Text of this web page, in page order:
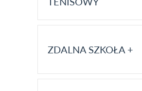
ZDALNA SZKOŁA +